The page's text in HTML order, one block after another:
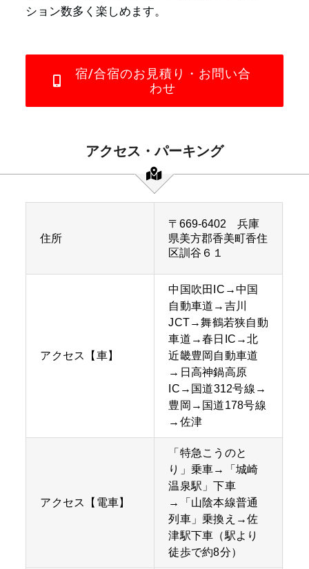
ション数多く楽しめます。
宿/合宿のお見積り・お問い合
わせ
アクセス・パーキング
住所
〒669-6402 兵庫
県美方郡香美町香住
区訓谷６１
アクセス【車】
中国吹田IC→中国
自動車道→吉川
JCT→舞鶴若狭自動
車道→春日IC→北
近畿豊岡自動車道
→日高神鍋高原
IC→国道312号線→
豊岡→国道178号線
→佐津
アクセス【電車】
「特急こうのと
り」乗車→「城崎
温泉駅」下車
→「山陰本線普通
列車」乗換え→佐
津駅下車（駅より
徒歩で約8分）